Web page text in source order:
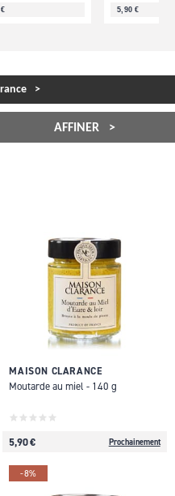
5,90 €
AFFINER
MAISON CLARANCE
Moutarde au miel - 140 g
5,90 € Prochainement
-8%